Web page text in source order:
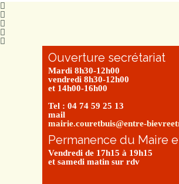
Ouverture secrétariat
Mardi 8h30-12h00
vendredi 8h30-12h00
et 14h00-16h00
Tel : 04 74 59 25 13
mail
mairie.couretbuis@entre-
Permanence du Maire
Vendredi de 17h15 à 19h15
et samedi matin sur rdv